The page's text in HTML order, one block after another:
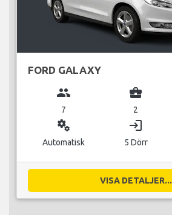
FORD GALAXY
group
7
business_center
2
miscellaneous_services
Automatisk
login
5 Dörr
VISA DETALJER...